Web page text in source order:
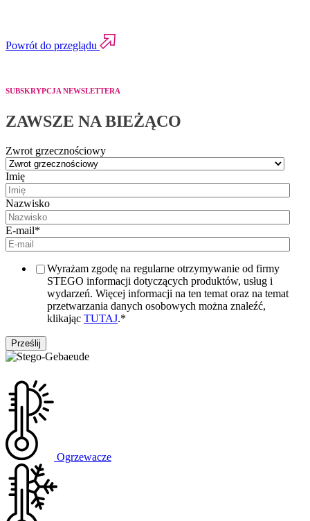
Powrót do przeglądu
SUBSKRYPCJA NEWSLETTERA
ZAWSZE NA BIEŻĄCO
Zwrot grzecznościowy
Imię
Nazwisko
E-mail*
Wyrażam zgodę na regularne otrzymywanie od firmy
STEGO informacji dotyczących produktów, usług i
wydarzeń. Więcej informacji na ten temat oraz na temat
przetwarzania danych osobowych można znaleźć,
klikając TUTAJ.*
Ogrzewacze